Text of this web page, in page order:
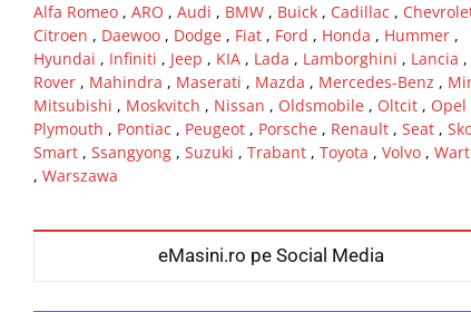
Alfa Romeo, ARO , Audi , BMW, Buick, Cadillac ,
Citroen , Daewoo, Dodge, Fiat, Ford , Honda , Hummer,
Hyundai , Infiniti , Jeep , KIA, Lada , Lamborghini , Lancia ,
Rover, Mahindra , Maserati , Mazda , Mercedes-Benz ,
Mitsubishi , Moskvitch , Nissan , Oldsmobile, Oltcit, Opel
Plymouth , Pontiac , Peugeot, Porsche, Renault, Seat,
Smart, Ssangyong, Suzuki , Trabant, Toyota , Volvo,
, Warszawa
eMasini.ro pe Social Media